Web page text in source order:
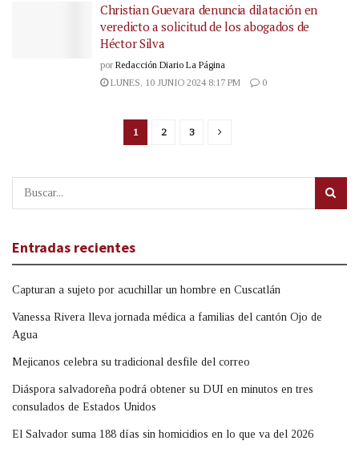
Christian Guevara denuncia dilatación en
veredicto a solicitud de los abogados de
Héctor Silva
por Redacción Diario La Página
LUNES, 10 JUNIO 2024 8:17 PM
0
1 2 3
Entradas recientes
Capturan a sujeto por acuchillar un hombre en Cuscatlán
Vanessa Rivera lleva jornada médica a familias del cantón Ojo de
Agua
Mejicanos celebra su tradicional desfile del correo
Diáspora salvadoreña podrá obtener su DUI en minutos en tres
consulados de Estados Unidos
El Salvador suma 188 días sin homicidios en lo que va del 2026